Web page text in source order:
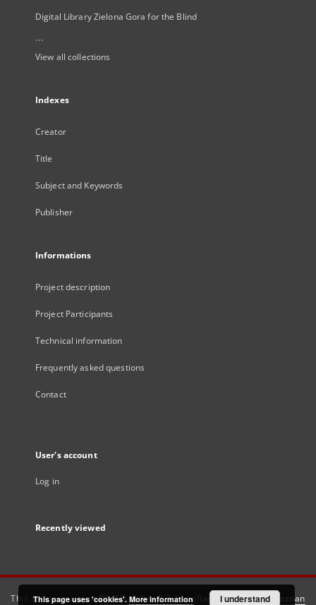
Digital Library Zielona Gora for the Blind
...
View all collections
Indexes
Creator
Title
Subject and Keywords
Publisher
Informations
Project description
Project Participants
Technical information
Frequently asked questions
Contact
User's account
Log in
Recently viewed
This service runs onDInGO dLibra 6.3.21software created by Poznan
This page uses 'cookies'. More information I understand